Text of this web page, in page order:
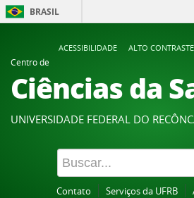
BRASIL
ACESSIBILIDADE ALTO CONTRASTE
Centro de
Ciências da
UNIVERSIDADE FEDERAL DO
Contato Serviços da UFRB